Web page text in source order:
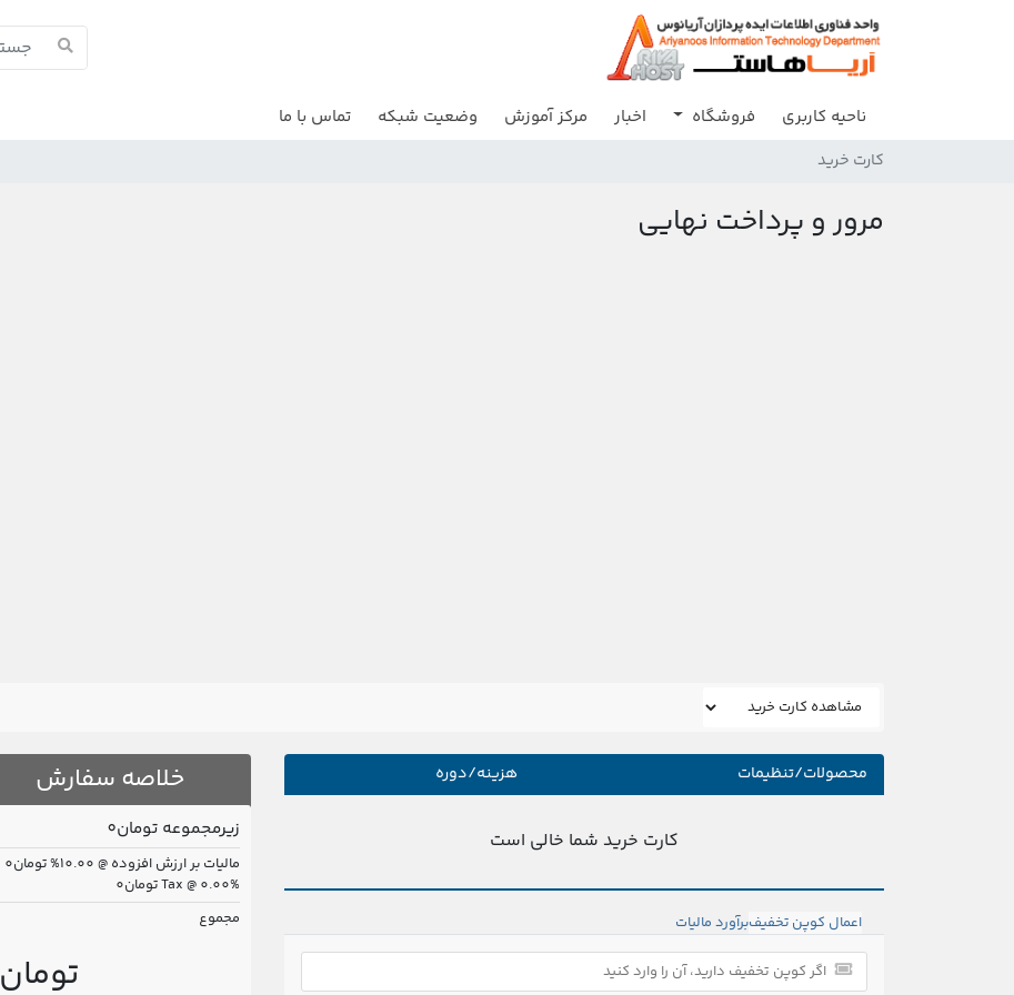
ناحیه کاربری فروشگاه اخبار مرکز آموزش وضعیت شبکه تماس با ما
کارت خرید
مرور و پرداخت نهایی
محصولات/تنظیمات هزینه/دوره
کارت خرید شما خالی است
اعمال کوپن تخفیفبرآورد مالیات
خلاصه سفارش
زیرمجموعه تومان0
مالیات بر ارزش افزوده @ 10.00%
تومان0
Tax @ 0.00%تومان0
مجموع
تومان0